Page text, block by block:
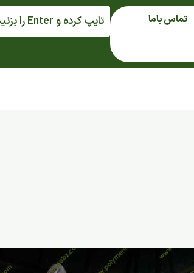
تماس باما